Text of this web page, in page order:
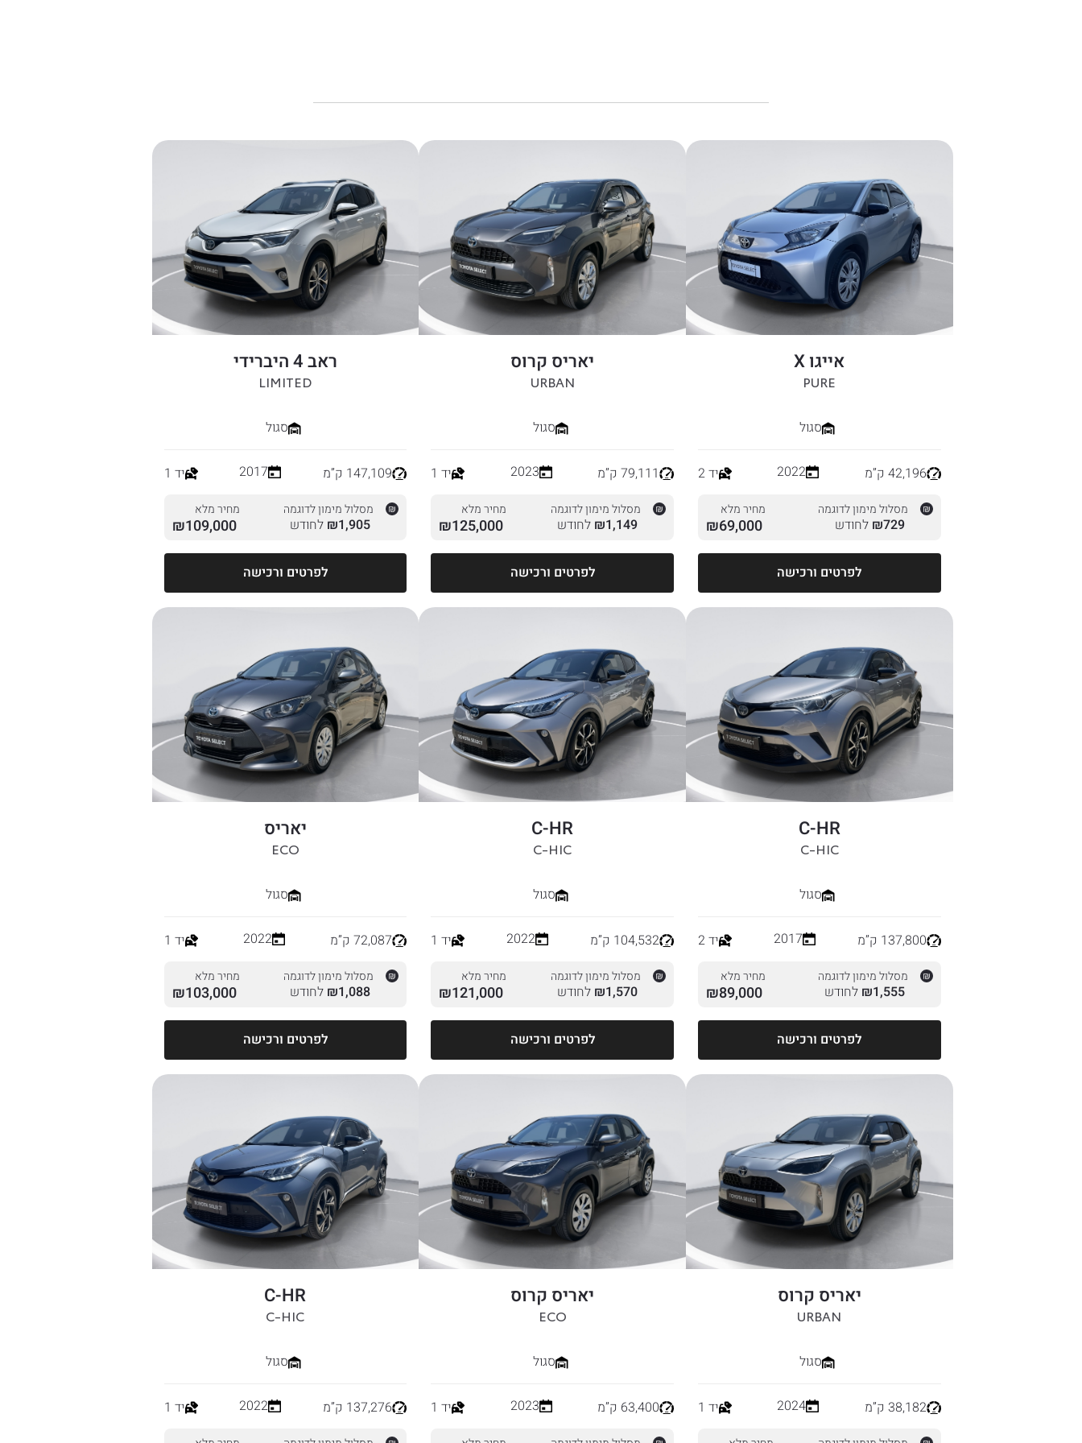
אייגו X
PURE
סגול
42,196 ק”מ 2022 יד 2
מסלול מימון לדוגמה
729
₪ לחודש
מחיר מלא
69,000
₪
לפרטים ורכישה
יאריס קרוס
URBAN
סגול
79,111 ק”מ 2023 יד 1
מסלול מימון לדוגמה
1,149
₪ לחודש
מחיר מלא
125,000
₪
לפרטים ורכישה
ראב 4 היברידי
LIMITED
סגול
147,109 ק”מ 2017 יד 1
מסלול מימון לדוגמה
1,905
₪ לחודש
מחיר מלא
109,000
₪
לפרטים ורכישה
C-HR
C-HIC
סגול
137,800 ק”מ 2017 יד 2
מסלול מימון לדוגמה
1,555
₪ לחודש
מחיר מלא
89,000
₪
לפרטים ורכישה
C-HR
C-HIC
סגול
104,532 ק”מ 2022 יד 1
מסלול מימון לדוגמה
1,570
₪ לחודש
מחיר מלא
121,000
₪
לפרטים ורכישה
יאריס
ECO
סגול
72,087 ק”מ 2022 יד 1
מסלול מימון לדוגמה
1,088
₪ לחודש
מחיר מלא
103,000
₪
לפרטים ורכישה
יאריס קרוס
URBAN
סגול
38,182 ק”מ 2024 יד 1
יאריס קרוס
ECO
סגול
63,400 ק”מ 2023 יד 1
C-HR
C-HIC
סגול
137,276 ק”מ 2022 יד 1